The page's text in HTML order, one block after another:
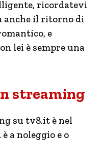
ricordatevi
anche il ritorno di
e
lei è sempre una
streaming
su tv8.it è nel
a noleggio e o